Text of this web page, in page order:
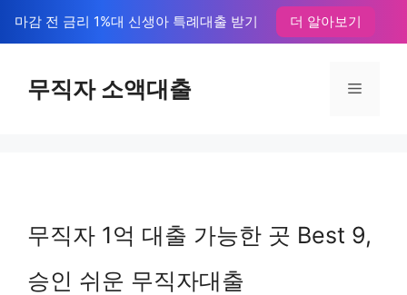
텐
마감 전 금리 1%대 신생아 특례대출 받기 더 알아보기
무직자 소액대출 메
무직자 1억 대출 가능한 곳 Best 9,
승인 쉬운 무직자대출